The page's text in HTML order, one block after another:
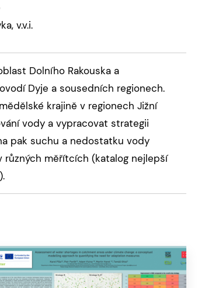
v.v.i.
Dolního Rakouska a
Dyje a sousedních regionech.
krajině v regionech Jižní
vody a vypracovat strategii
pak suchu a nedostatku vody
měřítcích (katalog nejlepší